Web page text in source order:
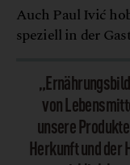
Auch Paul Ivić
speziell in der
von
unsere
Herkunft und der